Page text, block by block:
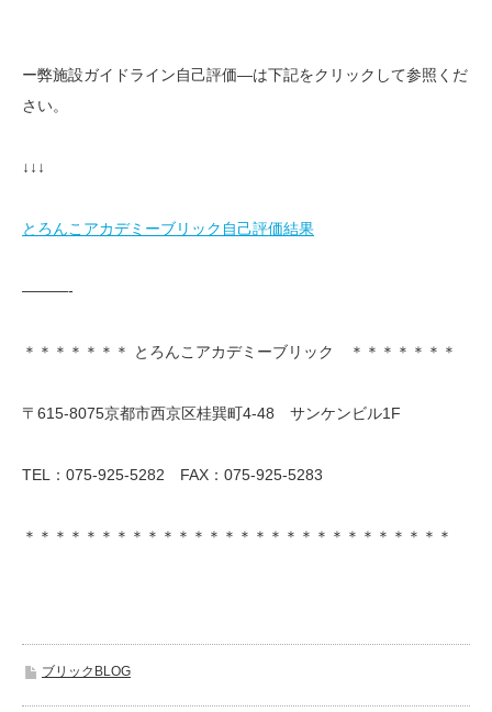
ー弊施設ガイドライン自己評価—は下記をクリックして参照くだ
さい。
↓↓↓
とろんこアカデミーブリック自己評価結果
———-
＊＊＊＊＊＊＊ とろんこアカデミーブリック ＊＊＊＊＊＊＊
〒615-8075京都市西京区桂巽町4-48 サンケンビル1F
TEL：075-925-5282 FAX：075-925-5283
＊＊＊＊＊＊＊＊＊＊＊＊＊＊＊＊＊＊＊＊＊＊＊＊＊＊＊＊
ブリックBLOG